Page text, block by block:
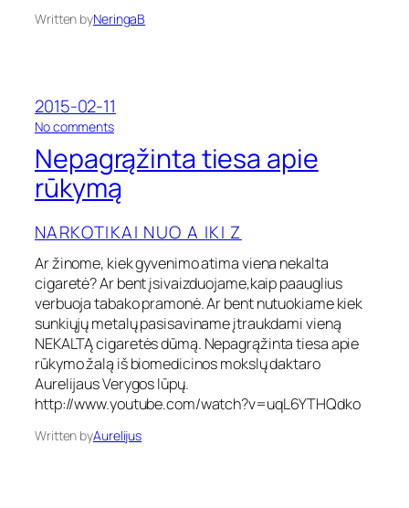
ė
y
m
a
s
l
a
z
e
r
i
u
Written byNeringaB
2015-02-11
No commentso
N
e
p
g
ą
ž
i
n
t
a
t
i
e
a
Nepagrąžinta tiesa apie
rūkymą
NARKOTIKAI NUO A IKI Z
Ar žinome, kiek gyvenimo atima viena nekalta
cigaretė? Ar bent įsivaizduojame,kaip paauglius
verbuoja tabako pramonė. Ar bent nutuokiame kiek
sunkiųjų metalų pasisaviname įtraukdami vieną
NEKALTĄ cigaretės dūmą. Nepagrąžinta tiesa apie
rūkymo žalą iš biomedicinos mokslų daktaro
Aurelijaus Verygos lūpų.
http://www.youtube.com/watch?v=uqL6YTHQdko
Written byAurelijus